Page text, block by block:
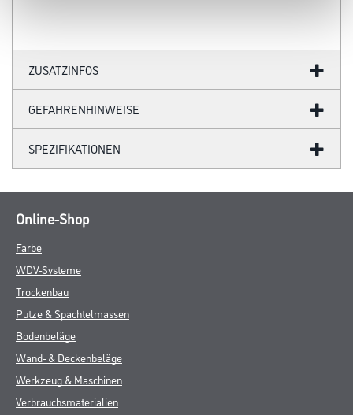
ZUSATZINFOS
GEFAHRENHINWEISE
SPEZIFIKATIONEN
Online-Shop
Farbe
WDV-Systeme
Trockenbau
Putze & Spachtelmassen
Bodenbeläge
Wand- & Deckenbeläge
Werkzeug & Maschinen
Verbrauchsmaterialien